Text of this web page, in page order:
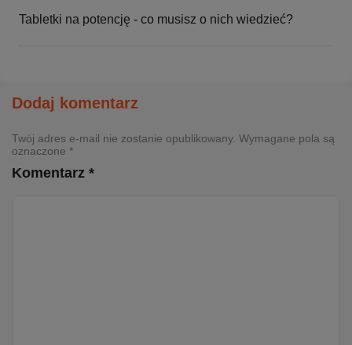
Tabletki na potencję - co musisz o nich wiedzieć?
Dodaj komentarz
Twój adres e-mail nie zostanie opublikowany. Wymagane pola są
oznaczone *
Komentarz *